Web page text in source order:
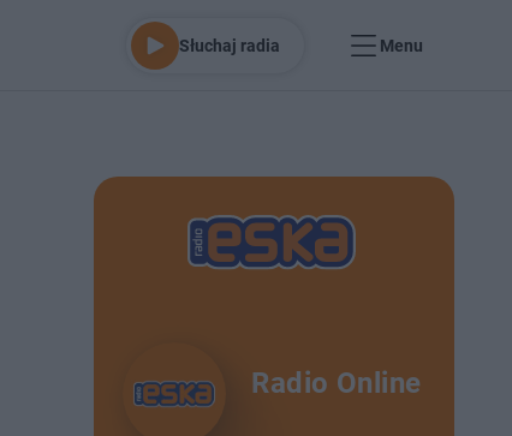
Słuchaj radia Menu
Radio Online